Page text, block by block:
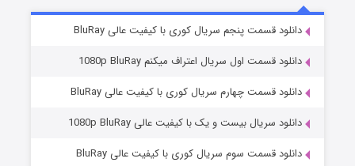
قسمت5 (زیرنویس) منتشر شد
دانلود قسمت پنجم سریال کوری با کیفیت عالی BluRay
دانلود قسمت اول سریال اعتراف میکنم 1080p BluRay
دانلود قسمت چهارم سریال کوری با کیفیت عالی BluRay
دانلود سریال بیست و یک با کیفیت عالی 1080p BluRay
دانلود قسمت سوم سریال کوری با کیفیت عالی BluRay